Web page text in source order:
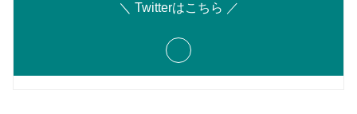
＼ Twitterはこちら ／